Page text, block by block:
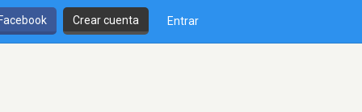
Crear cuenta Entrar